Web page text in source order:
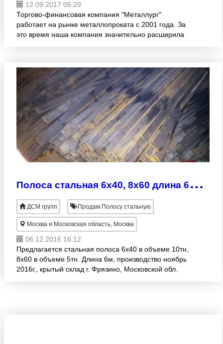
12.09.2017 05:29
Торгово-финансовая компания "Металлург"
работает на рынке металлопроката с 2001 года. За
это время наша компания значительно расширила
П
олоса стальная 6х40, 8х60 длина 6м, ст.3
ДСМ групп Продам Полосу стальную
Москва и Московская область, Москва
06.12.2016 16:12
Предлагается стальная полоса 6х40 в объеме 10тн,
8х60 в объеме 5тн. Длина 6м, производство ноябрь
2016г., крытый склад г. Фрязино, Московской обл.